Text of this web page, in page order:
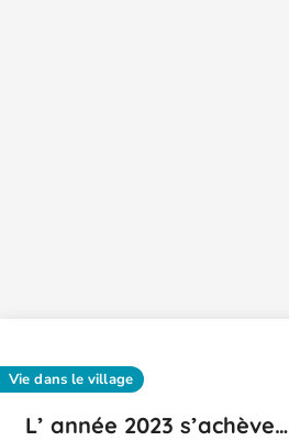
Vie dans le village
L’ année 2023 s’achève…